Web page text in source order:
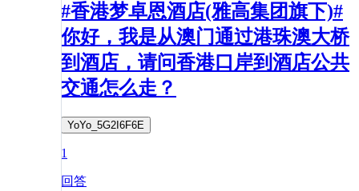
#香港梦卓恩酒店(雅高集团旗下)#
你好，我是从澳门通过港珠澳大桥
到酒店，请问香港口岸到酒店公共
交通怎么走？
YoYo_5G2I6F6E
1
回答